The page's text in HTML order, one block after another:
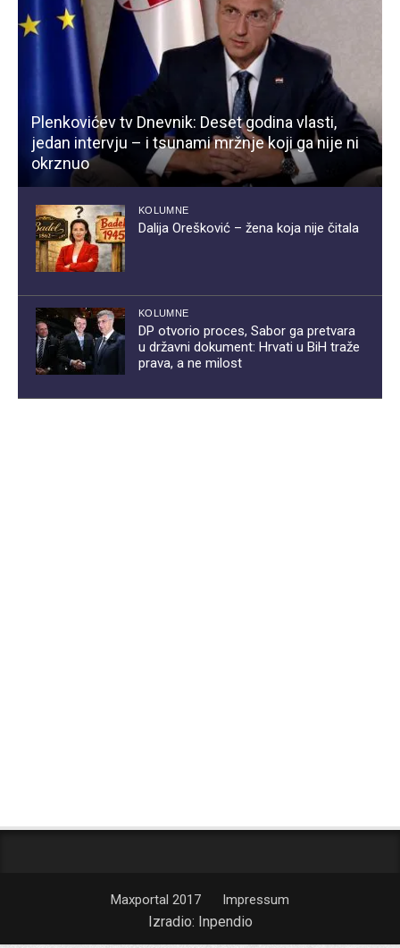
Plenkovićev tv Dnevnik: Deset godina vlasti,
jedan intervju – i tsunami mržnje koji ga nije ni
okrznuo
KOLUMNE
Dalija Orešković – žena koja nije čitala
KOLUMNE
DP otvorio proces, Sabor ga pretvara
u državni dokument: Hrvati u BiH traže
prava, a ne milost
Maxportal 2017 Impressum
Izradio: Inpendio